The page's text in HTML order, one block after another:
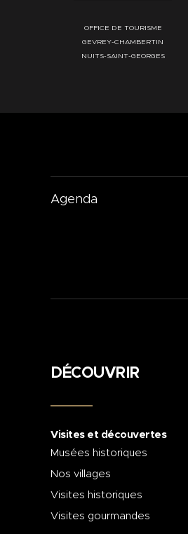
OFFICE DE TOURISME
GEVREY-CHAMBERTIN
NUITS-SAINT-GEORGES
Agenda
DÉCOUVRIR
Visites et découvertes
Musées historiques
Nos villages
Visites historiques
Visites gourmandes